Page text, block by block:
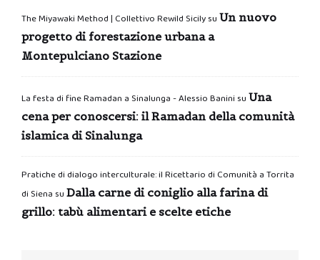
The Miyawaki Method | Collettivo Rewild Sicilysu Un nuovo
progetto di forestazione urbana a
Montepulciano Stazione
La festa di fine Ramadan a Sinalunga - Alessio Banini su Una
cena per conoscersi: il Ramadan della comunità
islamica di Sinalunga
Pratiche di dialogo interculturale: il Ricettario di Comunità a Torrita
di Siena su Dalla carne di coniglio alla farina di
grillo: tabù alimentari e scelte etiche